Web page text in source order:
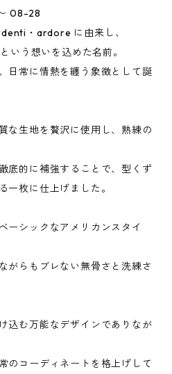
08-28
・ardore に由来し、
いう想いを込めた名前。
日常に情熱を纏う象徴として誕
な生地を贅沢に使用し、熟練の
底的に補強することで、型くず
一枚に仕上げました。
ーシックなアメリカンスタイ
がらもブレない無骨さと洗練さ
込む万能なデザインでありなが
のコーディネートを格上げして